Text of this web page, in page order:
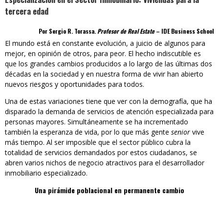
tercera edad
Por Sergio R. Torassa. Profesor de Real Estate– IDE Business School
El mundo está en constante evolución, a juicio de algunos para
mejor, en opinión de otros, para peor. El hecho indiscutible es
que los grandes cambios producidos a lo largo de las últimas dos
décadas en la sociedad y en nuestra forma de vivir han abierto
nuevos riesgos y oportunidades para todos.
Una de estas variaciones tiene que ver con la demografía, que ha
disparado la demanda de servicios de atención especializada para
personas mayores. Simultáneamente se ha incrementado
también la esperanza de vida, por lo que más gente senior vive
más tiempo. Al ser imposible que el sector público cubra la
totalidad de servicios demandados por estos ciudadanos, se
abren varios nichos de negocio atractivos para el desarrollador
inmobiliario especializado.
Una pirámide poblacional en permanente cambio